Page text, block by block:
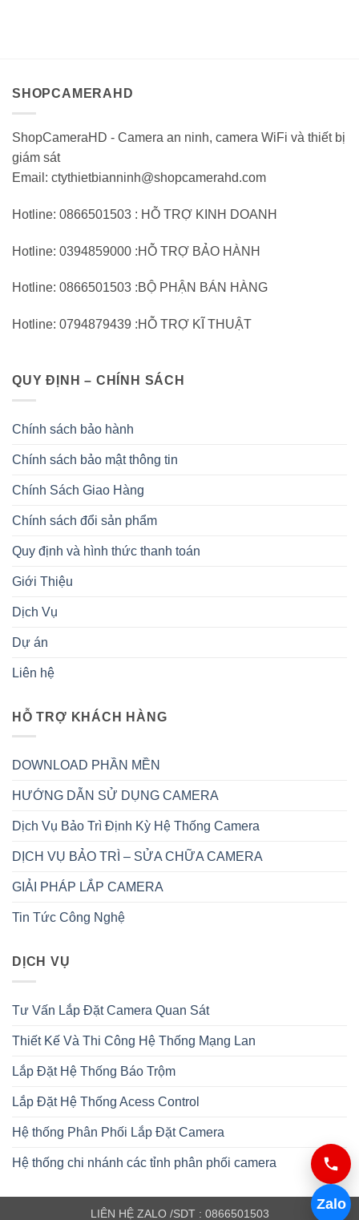
SHOPCAMERAHD
ShopCameraHD - Camera an ninh, camera WiFi và thiết bị
giám sát
Email: ctythietbianninh@shopcamerahd.com
Hotline: 0866501503 : HỖ TRỢ KINH DOANH
Hotline: 0394859000 :HỖ TRỢ BẢO HÀNH
Hotline: 0866501503 :BỘ PHẬN BÁN HÀNG
Hotline: 0794879439 :HỖ TRỢ KĨ THUẬT
QUY ĐỊNH – CHÍNH SÁCH
Chính sách bảo hành
Chính sách bảo mật thông tin
Chính Sách Giao Hàng
Chính sách đổi sản phẩm
Quy định và hình thức thanh toán
Giới Thiệu
Dịch Vụ
Dự án
Liên hệ
HỖ TRỢ KHÁCH HÀNG
DOWNLOAD PHẦN MỀN
HƯỚNG DẪN SỬ DỤNG CAMERA
Dịch Vụ Bảo Trì Định Kỳ Hệ Thống Camera
DỊCH VỤ BẢO TRÌ – SỬA CHỮA CAMERA
GIẢI PHÁP LẮP CAMERA
Tin Tức Công Nghệ
DỊCH VỤ
Tư Vấn Lắp Đặt Camera Quan Sát
Thiết Kế Và Thi Công Hệ Thống Mạng Lan
Lắp Đặt Hệ Thống Báo Trộm
Lắp Đặt Hệ Thống Acess Control
Hệ thống Phân Phối Lắp Đặt Camera
Hệ thống chi nhánh các tỉnh phân phối camera
LIÊN HỆ ZALO /SDT : 0866501503
Zalo